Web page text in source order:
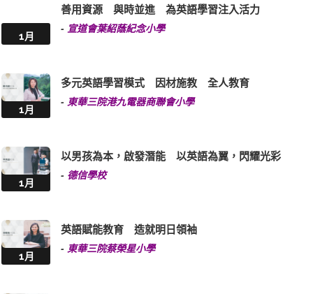
1月
善用資源 與時並進 為英語學習注入活力
- 宣道會葉紹蔭紀念小學
1月
多元英語學習模式 因材施教 全人教育
- 東華三院港九電器商聯會小學
1月
以男孩為本，啟發潛能 以英語為翼，閃耀光彩
- 德信學校
1月
英語賦能教育 造就明日領袖
- 東華三院蔡榮星小學